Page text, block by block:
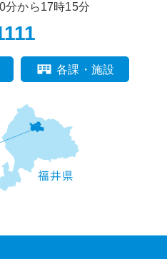
分から17時15分
各課・施設